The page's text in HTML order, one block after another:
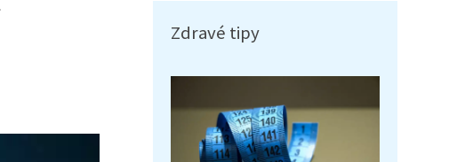
Zdravé tipy